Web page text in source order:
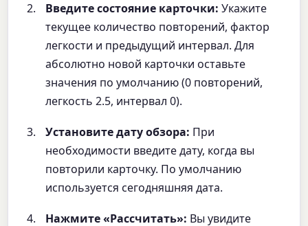
Введите состояние карточки: Укажите
текущее количество повторений, фактор
легкости и предыдущий интервал. Для
абсолютно новой карточки оставьте
значения по умолчанию (0 повторений,
легкость 2.5, интервал 0).
Установите дату обзора: При
необходимости введите дату, когда вы
повторили карточку. По умолчанию
используется сегодняшняя дата.
Нажмите «Рассчитать»: Вы увидите